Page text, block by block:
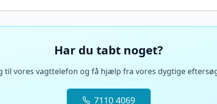
Har du tabt noget?
til vores vagttelefon og få hjælp fra vores dygtige
7110 4069